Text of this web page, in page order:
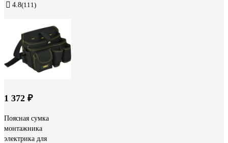
4.8(111)
1 372 ₽
Поясная сумка
монтажника
электрика для